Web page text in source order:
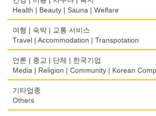
의사-물리치료/카이로 프랙터
Physiotherapy/Chiropractic Clinic
의사-비뇨기과
의사-산부인과
Obstetrician
의사-성형외과
Cosmetic Surgeon
보석/귀금속/시계
Jeweler/Jeweller
비디오-사진/촬영/편집/공급
Video Service
사진촬영
애완동물용품
Pet Shop
개인지도-체육
개인지도-음악
Private Lesson-Music
개인지도-옷수선
Private Lesson-Alteration
개인지도-어학/수학
Real Estate
은행/금융기관
Bank/Financing Service
상패/트로피
Medal/Trophy
Dry cleaning Equipment
악기사
열쇠
Home Inspection
간판
Signs
가구판매/수리
Furniture Sales/Repair
Machinery Rebuilding
난방/냉동
Taxi Service
Automobile/Car
자동차-렌트
Car Rental
자동차-바디샵
Autobody Shop
Golf/Country Club
가라오케/노래방/카페
Karaoke/Cafe
Dahn Centre
당구장
Billiard Club
볼링장
Traffic Ticket
공인회계사(CPA)
CPA
번역/통역/이력서
Translation/Interpretation/Resume Service
Law Office
회계업무
Health | Beauty | Sauna | Welfare
건강상담/식품/정보
Health Counseling/Food/Information
의료기
Medical Equipment
Massage
여행 | 숙박 | 교통 서비스
Travel | Accommodation | Transpotation
호텔/모텔/숙박
Hotel/Motel
여행/관광
Travel/Tour
언론 | 종교 | 단체 | 한국기업
Media | Religion | Community | Korean
기도원/수양관
Retreat Centre
기타업종
Others